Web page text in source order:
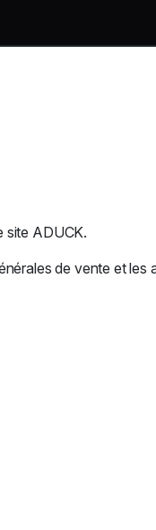
site ADUCK.
de vente et les